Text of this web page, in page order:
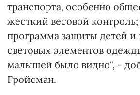
транспорта, особенно
жесткий весовой контроль;
программа защиты детей и
световых элементов
малышей было видно", -
Гройсман.